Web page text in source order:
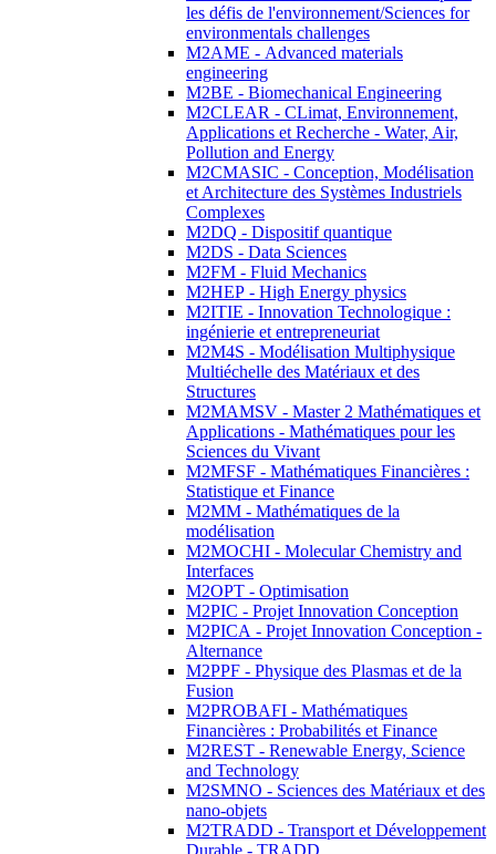
les défis de l'environnement/Sciences for
environmentals challenges
M2AME - Advanced materials
engineering
M2BE - Biomechanical Engineering
M2CLEAR - CLimat, Environnement,
Applications et Recherche - Water, Air,
Pollution and Energy
M2CMASIC - Conception, Modélisation
et Architecture des Systèmes Industriels
Complexes
M2DQ - Dispositif quantique
M2DS - Data Sciences
M2FM - Fluid Mechanics
M2HEP - High Energy physics
M2ITIE - Innovation Technologique :
ingénierie et entrepreneuriat
M2M4S - Modélisation Multiphysique
Multiéchelle des Matériaux et des
Structures
M2MAMSV - Master 2 Mathématiques et
Applications - Mathématiques pour les
Sciences du Vivant
M2MFSF - Mathématiques Financières :
Statistique et Finance
M2MM - Mathématiques de la
modélisation
M2MOCHI - Molecular Chemistry and
Interfaces
M2OPT - Optimisation
M2PIC - Projet Innovation Conception
M2PICA - Projet Innovation Conception -
Alternance
M2PPF - Physique des Plasmas et de la
Fusion
M2PROBAFI - Mathématiques
Financières : Probabilités et Finance
M2REST - Renewable Energy, Science
and Technology
M2SMNO - Sciences des Matériaux et des
nano-objets
M2TRADD - Transport et Développement
Durable - TRADD